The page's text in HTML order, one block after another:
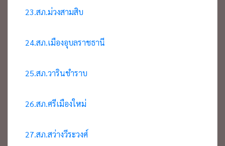
23.สภ.ม่วงสามสิบ
24.สภ.เมืองอุบลราชธานี
25.สภ.วารินชำราบ
26.สภ.ศรีเมืองใหม่
27.สภ.สว่างวีระวงศ์